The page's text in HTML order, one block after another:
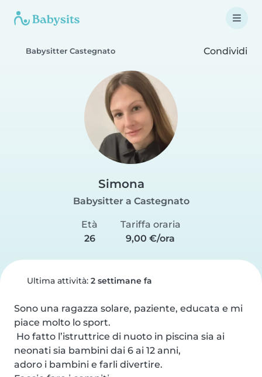
Babysitter Castegnato Condividi
Simona
Babysitter a Castegnato
Età
26
Tariffa oraria
9,00 €/ora
Ultima attività: 2 settimane fa
Sono una ragazza solare, paziente, educata e mi
piace molto lo sport.
neonati sia bambini dai 6 ai 12 anni,
adoro i bambini e farli divertire.